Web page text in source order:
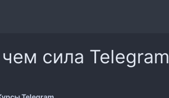
сила Telegram